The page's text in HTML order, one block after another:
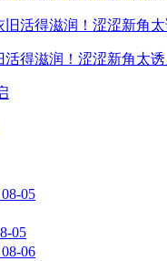
得滋润！涩涩新角太诱
08-05
05
08-06